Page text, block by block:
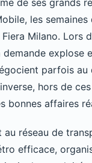
de ses grands
les semaines
Milano. Lors
demande explose
parfois au
hors de
bonnes affaires
au réseau de
efficace,